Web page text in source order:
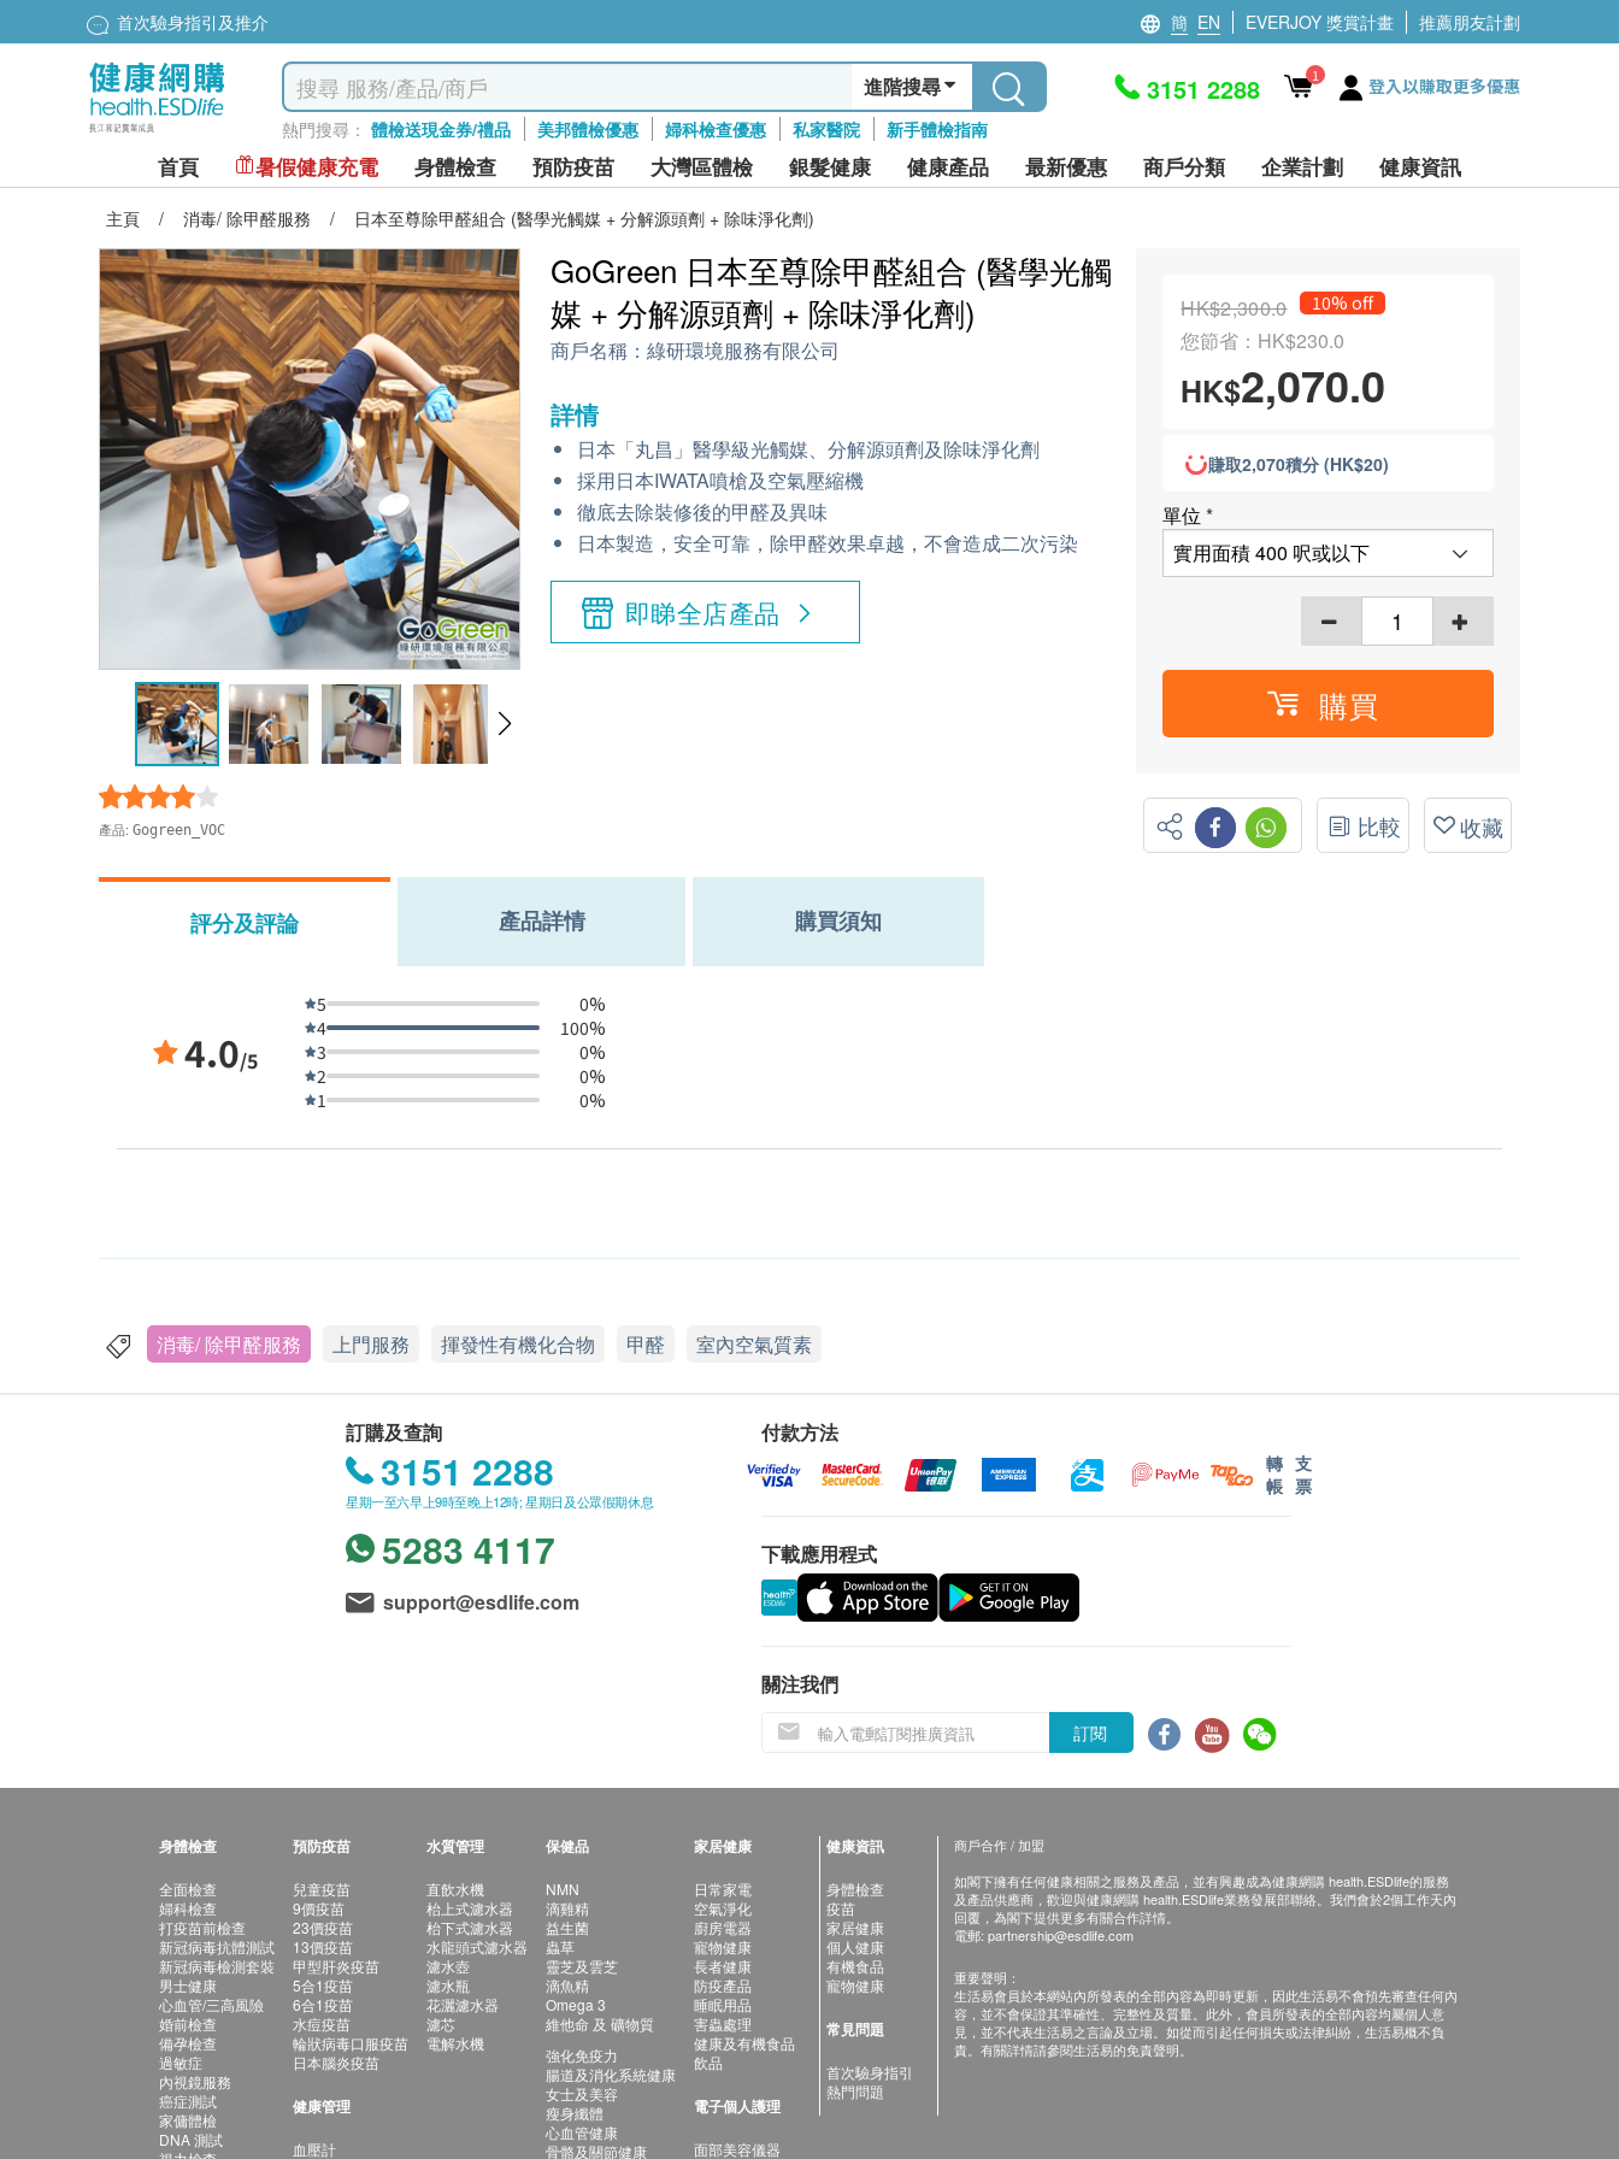
首次驗身指引及推介 簡 EN EVERJOY 獎賞計畫 推薦朋友計劃
進階搜尋
熱門搜尋： 體檢送現金券/禮品 美邦體檢優惠 婦科檢查優惠 私家醫院 新手體檢指南
3151 2288 1 登入以賺取更多優惠
首頁 暑假健康充電 身體檢查 預防疫苗 大灣區體檢 銀髮健康 健康產品 最新優惠 商戶分類 企業計劃 健康資訊
主頁 / 消毒/ 除甲醛服務 / 日本至尊除甲醛組合 (醫學光觸媒 + 分解源頭劑 + 除味淨化劑)
產品: Gogreen_VOC
GoGreen 日本至尊除甲醛組合 (醫學光觸
媒 + 分解源頭劑 + 除味淨化劑)
商戶名稱： 綠研環境服務有限公司
詳情
日本「丸昌」醫學級光觸媒、分解源頭劑及除味淨化劑
採用日本IWATA噴槍及空氣壓縮機
徹底去除裝修後的甲醛及異味
日本製造，安全可靠，除甲醛效果卓越，不會造成二次污染
即睇全店產品
HK$2,300.0 10% off
您節省：HK$230.0
HK$2,070.0
賺取2,070積分 (HK$20)
單位*
購買
比較 收藏
評分及評論 產品詳情 購買須知
4.0/5
5
0%
4
100%
3
0%
2
0%
1
0%
消毒/ 除甲醛服務 上門服務 揮發性有機化合物 甲醛 室內空氣質素
訂購及查詢
3151 2288
星期一至六早上9時至晚上12時; 星期日及公眾假期休息
5283 4117
support@esdlife.com
付款方法
轉
帳
支
票
下載應用程式
關注我們
訂閱
身體檢查
全面檢查
婦科檢查
打疫苗前檢查
新冠病毒抗體測試
新冠病毒檢測套裝
男士健康
心血管/三高風險
婚前檢查
備孕檢查
過敏症
內視鏡服務
癌症測試
家傭體檢
DNA 測試
預防疫苗
兒童疫苗
9價疫苗
23價疫苗
13價疫苗
甲型肝炎疫苗
5合1疫苗
6合1疫苗
水痘疫苗
輪狀病毒口服疫苗
日本腦炎疫苗
健康管理
血壓計
水質管理
直飲水機
枱上式濾水器
枱下式濾水器
水龍頭式濾水器
濾水壺
濾水瓶
花灑濾水器
濾芯
電解水機
保健品
NMN
滴雞精
益生菌
蟲草
靈芝及雲芝
滴魚精
Omega 3
維他命 及 礦物質
強化免疫力
腸道及消化系統健康
女士及美容
瘦身纖體
心血管健康
骨骼及關節健康
家居健康
日常家電
空氣淨化
廚房電器
寵物健康
長者健康
防疫產品
睡眠用品
害蟲處理
健康及有機食品
飲品
電子個人護理
面部美容儀器
健康資訊
身體檢查
疫苗
家居健康
個人健康
有機食品
寵物健康
常見問題
首次驗身指引
熱門問題
商戶合作 / 加盟
如閣下擁有任何健康相關之服務及產品，並有興趣成為健康網購 health.ESDlife的服務
及產品供應商，歡迎與健康網購 health.ESDlife業務發展部聯絡。我們會於2個工作天內
回覆，為閣下提供更多有關合作詳情。
電郵: partnership@esdlife.com
重要聲明：
生活易會員於本網站內所發表的全部內容為即時更新，因此生活易不會預先審查任何內
容，並不會保證其準確性、完整性及質量。此外，會員所發表的全部內容均屬個人意
見，並不代表生活易之言論及立場。如從而引起任何損失或法律糾紛，生活易概不負
責。有關詳情請參閱生活易的免責聲明。